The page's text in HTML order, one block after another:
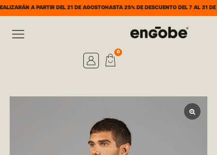
A PARTIR DEL 21 DE AGOSTOHASTA 25% DE DESCUENTO DEL 7 AL 31 DE AGOSTO
0